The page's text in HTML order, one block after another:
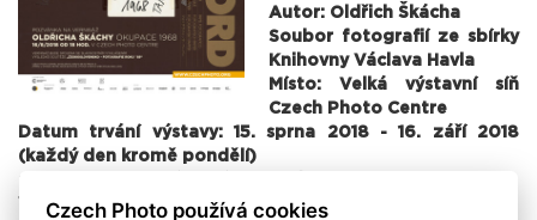
Autor: Oldřich Škácha
Soubor fotografií ze sbírky
Knihovny Václava Havla
Místo: Velká výstavní síň
Czech Photo Centre
Datum trvání výstavy: 15. sprna 2018 - 16. září 2018
(každý den kromě pondělí)
Vstupné: 80 Kč / 40 Kč (snížené vstupné),
Czech Photo používá cookies